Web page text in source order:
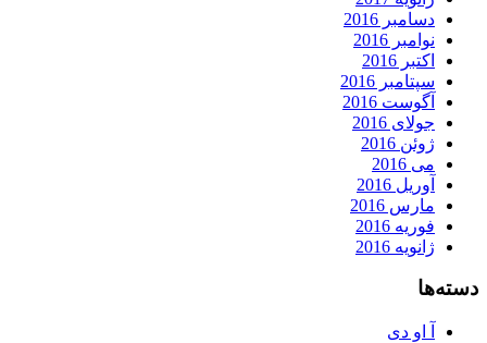
دسامبر 2016
نوامبر 2016
اکتبر 2016
سپتامبر 2016
آگوست 2016
جولای 2016
ژوئن 2016
می 2016
آوریل 2016
مارس 2016
فوریه 2016
ژانویه 2016
دسته‌ها
آ او دی